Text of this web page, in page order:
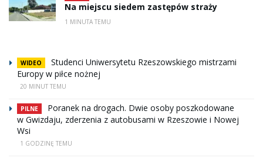
Na miejscu siedem zastępów straży
1 MINUTA TEMU
WIDEO
Studenci Uniwersytetu Rzeszowskiego mistrzami
Europy w piłce nożnej
20 MINUT TEMU
PILNE
Poranek na drogach. Dwie osoby poszkodowane
w Gwizdaju, zderzenia z autobusami w Rzeszowie i Nowej
Wsi
1 GODZINĘ TEMU